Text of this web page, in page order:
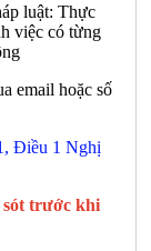
luật: Thực
việc có từng
email hoặc số
Điều 1 Nghị
sót trước khi